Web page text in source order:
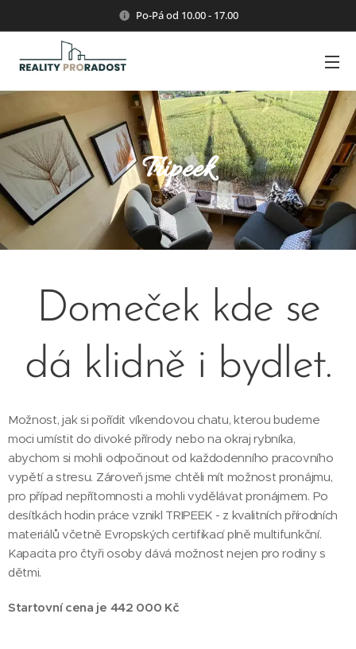
Po-Pá od 10.00 - 17.00
Tripeek
Domeček kde se
dá klidně i bydlet.
Možnost, jak si pořídit víkendovou chatu, kterou budeme
moci umístit do divoké přírody nebo na okraj rybníka,
abychom si mohli odpočinout od každodenního pracovního
vypětí a stresu. Zároveň jsme chtěli mít možnost pronájmu,
pro případ nepřítomnosti a mohli vydělávat pronájmem. Po
desítkách hodin práce vznikl TRIPEEK - z kvalitních přírodních
materiálů včetně Evropských certifikací plně multifunkční.
Kapacita pro čtyři osoby dává možnost nejen pro rodiny s
dětmi.
Startovní cena je 442 000 Kč